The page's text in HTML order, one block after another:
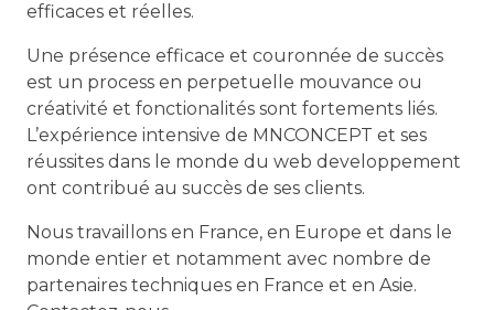
efficaces et réelles.
Une présence efficace et couronnée de succès
est un process en perpetuelle mouvance ou
créativité et fonctionalités sont fortements liés.
L’expérience intensive de MNCONCEPT et ses
réussites dans le monde du web developpement
ont contribué au succès de ses clients.
Nous travaillons en France, en Europe et dans le
monde entier et notamment avec nombre de
partenaires techniques en France et en Asie.